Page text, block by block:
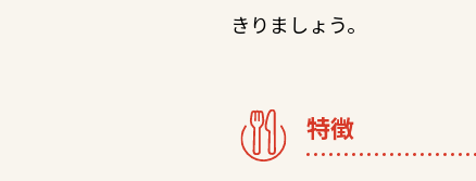
きりましょう。
特徴